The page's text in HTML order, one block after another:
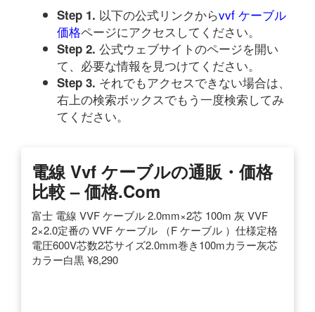
Step 1. 以下の公式リンクからvvf ケーブル
価格ページにアクセスしてください。
Step 2. 公式ウェブサイトのページを開い
て、必要な情報を見つけてください。
Step 3. それでもアクセスできない場合は、
右上の検索ボックスでもう一度検索してみ
てください。
電線 Vvf ケーブルの通販・価格
比較 – 価格.com
富士 電線 VVF ケーブル 2.0mm×2芯 100m 灰 VVF
2×2.0定番の VVF ケーブル （F ケーブル ）仕様定格
電圧600V芯数2芯サイズ2.0mm巻き100mカラー灰芯
カラー白黒 ¥8,290